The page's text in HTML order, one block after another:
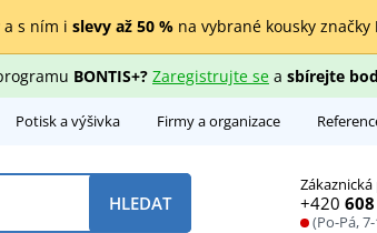
s ním i slevy až 50 %na vybrané kousky značky
BONTIS+? Zaregistrujte sea sbírejte
Potisk a výšivka Firmy a organizace
+420
(Po-Pá,
HLEDAT